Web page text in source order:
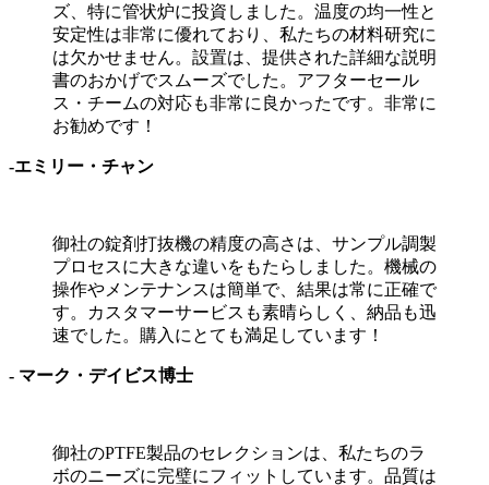
ズ、特に管状炉に投資しました。温度の均一性と
安定性は非常に優れており、私たちの材料研究に
は欠かせません。設置は、提供された詳細な説明
書のおかげでスムーズでした。アフターセール
ス・チームの対応も非常に良かったです。非常に
お勧めです！
-エミリー・チャン
御社の錠剤打抜機の精度の高さは、サンプル調製
プロセスに大きな違いをもたらしました。機械の
操作やメンテナンスは簡単で、結果は常に正確で
す。カスタマーサービスも素晴らしく、納品も迅
速でした。購入にとても満足しています！
- マーク・デイビス博士
御社のPTFE製品のセレクションは、私たちのラ
ボのニーズに完璧にフィットしています。品質は